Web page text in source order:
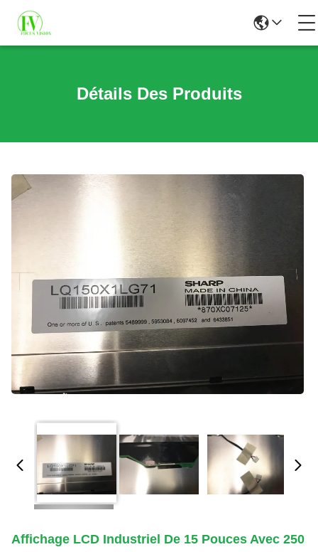
Détails Des Produits
Affichage LCD Industriel De 15 Pouces Avec 250